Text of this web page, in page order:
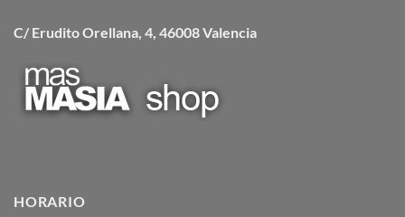
C/ Erudito Orellana, 4, 46008 Valencia
HORARIO